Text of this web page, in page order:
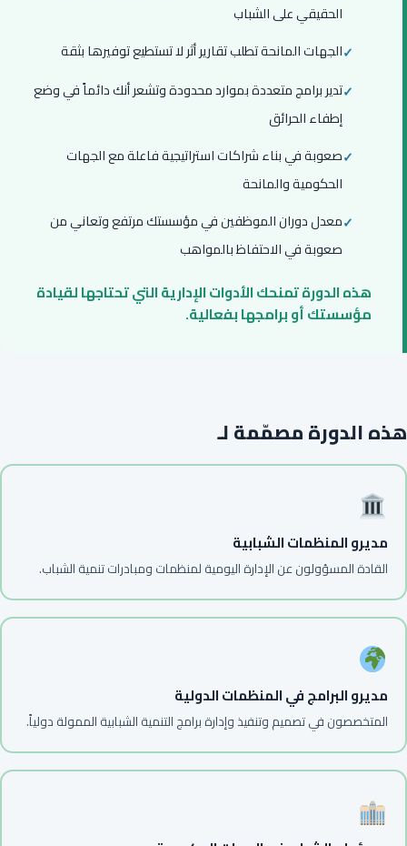
الحقيقي على الشباب
الجهات المانحة تطلب تقارير أثر لا تستطيع توفيرها بثقة
تدير برامج متعددة بموارد محدودة وتشعر أنك دائماً في وضع
إطفاء الحرائق
صعوبة في بناء شراكات استراتيجية فاعلة مع الجهات
الحكومية والمانحة
معدل دوران الموظفين في مؤسستك مرتفع وتعاني من
صعوبة في الاحتفاظ بالمواهب
هذه الدورة تمنحك الأدوات الإدارية التي تحتاجها لقيادة
مؤسستك أو برامجها بفعالية.
هذه الدورة مصمّمة لـ
مديرو المنظمات الشبابية
القادة المسؤولون عن الإدارة اليومية لمنظمات ومبادرات تنمية الشباب.
مديرو البرامج في المنظمات الدولية
المتخصصون في تصميم وتنفيذ وإدارة برامج التنمية الشبابية الممولة دولياً.